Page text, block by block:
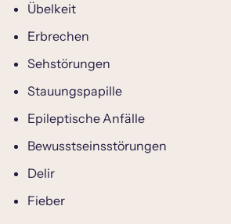
Übelkeit
Erbrechen
Sehstörungen
Stauungspapille
Epileptische Anfälle
Bewusstseinsstörungen
Delir
Fieber